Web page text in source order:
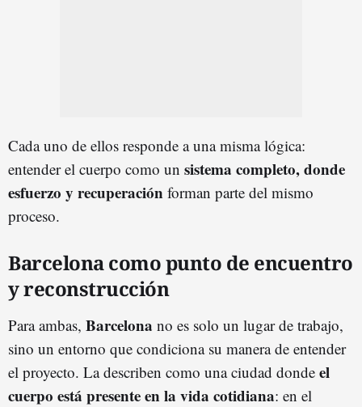
Cada uno de ellos responde a una misma lógica:
entender el cuerpo como un sistema completo, donde
esfuerzo y recuperación forman parte del mismo
proceso.
Barcelona como punto de encuentro
y reconstrucción
Para ambas, Barcelona no es solo un lugar de trabajo,
sino un entorno que condiciona su manera de entender
el proyecto. La describen como una ciudad donde el
cuerpo está presente en la vida cotidiana: en el